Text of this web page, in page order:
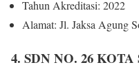
Tahun Akreditasi: 2022
Alamat: Jl. Jaksa Agung
4. SDN NO. 26